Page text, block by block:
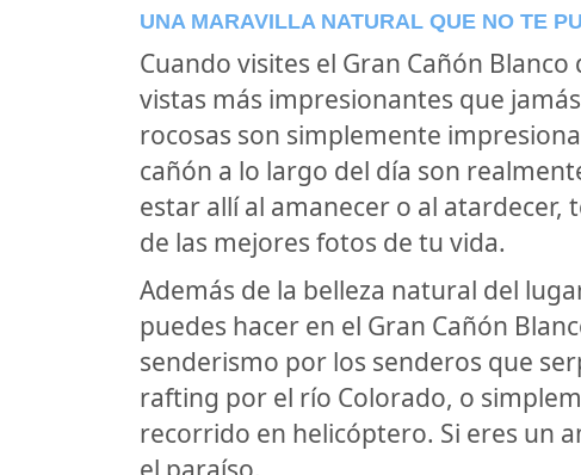
UNA MARAVILLA NATURAL QUE NO TE
Cuando visites el Gran Cañón
vistas más impresionantes que
rocosas son simplemente
cañón a lo largo del día son
estar allí al amanecer o al
de las mejores fotos de tu vida.
Además de la belleza natural del
puedes hacer en el Gran Cañón
senderismo por los senderos que
rafting por el río Colorado, o
recorrido en helicóptero. Si eres un